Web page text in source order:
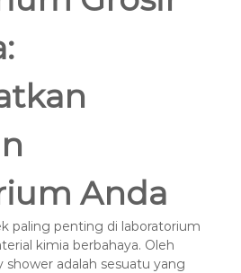
Anda
paling penting di laboratorium
kimia berbahaya. Oleh
shower adalah sesuatu yang